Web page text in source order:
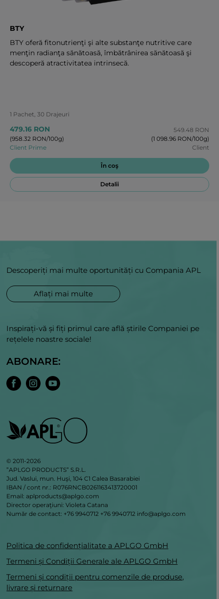
BTY
BTY oferă fitonutrienţi şi alte substanţe nutritive care
menţin radianţa sănătoasă, îmbătrânirea sănătoasă şi
descoperă atractivitatea intrinsecă.
1 Pachet, 30 Drajeuri
479.16 RON
(958.32 RON/100g)
Client Prime
549.48 RON
(1 098.96 RON/100g)
Client
În coş
Detalii
Descoperiți mai multe oportunități cu Compania APL
Aflați mai multe
Inspirați-vă și fiți primul care află știrile Companiei pe
rețelele noastre sociale!
ABONARE:
© 2011-2026
”APLGO PRODUCTS” S.R.L.
Jud. Vaslui, mun. Huşi, 104 C1 Calea Basarabiei
IBAN / cont nr.: R076RNCB0261163413720001
Email: aplproducts@aplgo.com
Director operaţiuni: Violeta Сatana
Număr de contact: +76 9940712 +76 9940712 info@aplgo.com
Politica de confidențialitate a APLGO GmbH
Termeni și Condiții Generale ale APLGO GmbH
Termeni și condiții pentru comenzile de produse,
livrare și returnare